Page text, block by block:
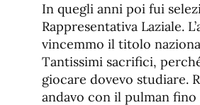
In quegli anni poi fui
Rappresentativa Laziale.
vincemmo il titolo
Tantissimi sacrifici,
giocare dovevo studiare.
andavo con il pulman